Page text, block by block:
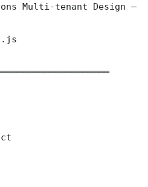
Multi-tenant Design —